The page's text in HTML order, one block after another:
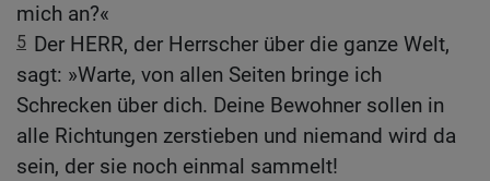
mich an?«
5 Der HERR, der Herrscher über die ganze Welt,
sagt: »Warte, von allen Seiten bringe ich
Schrecken über dich. Deine Bewohner sollen in
alle Richtungen zerstieben und niemand wird da
sein, der sie noch einmal sammelt!